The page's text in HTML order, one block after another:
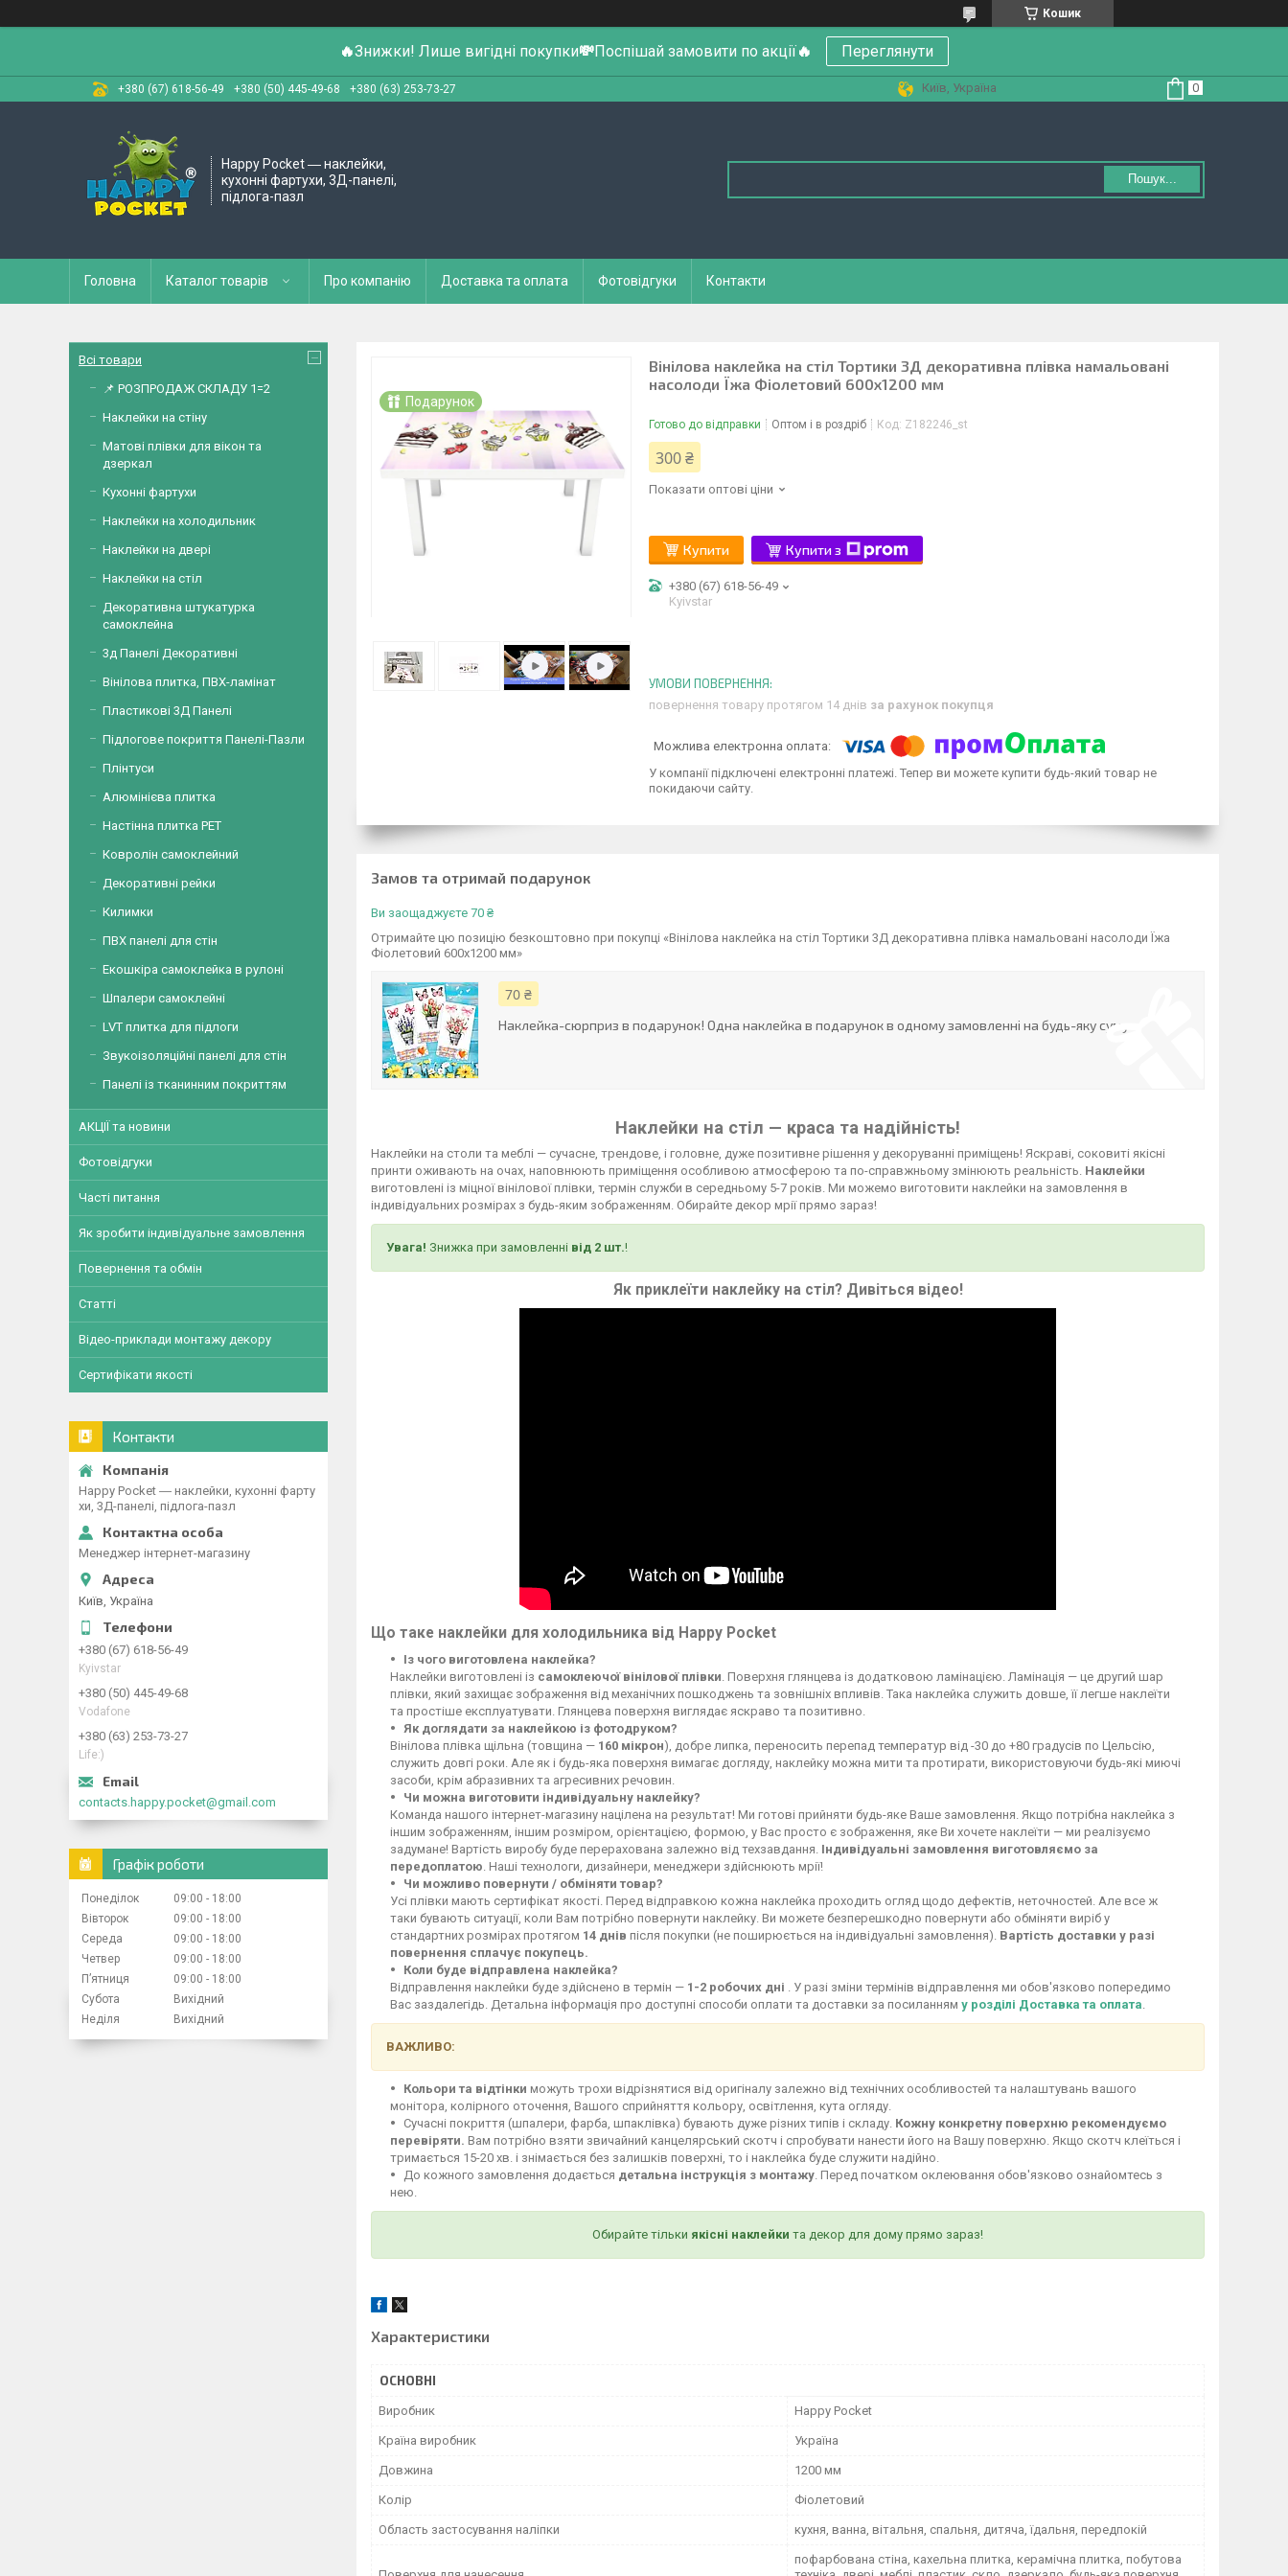
Кошик
🔥Знижки! Лише вигідні покупки💸Поспішай замовити по акції🔥 Переглянути
+380 (67) 618-56-49 +380 (50) 445-49-68 +380 (63) 253-73-27 Київ, Україна
Happy Pocket ― наклейки,
кухонні фартухи, 3Д-панелі,
підлога-пазл
Пошук...
Головна Каталог товарів Про компанію Доставка та оплата Фотовідгуки Контакти
Подарунок
Вінілова наклейка на стіл Тортики 3Д декоративна плівка намальовані
насолоди Їжа Фіолетовий 600х1200 мм
Готово до відправки Оптом і в роздріб Код: Z182246_st
300 ₴
Показати оптові ціни
Купити Купити з
+380 (67) 618-56-49
Kyivstar
повернення товару протягом 14 днів за рахунок покупця
У компанії підключені електронні платежі. Тепер ви можете купити будь-який товар не
покидаючи сайту.
Замов та отримай подарунок
Ви заощаджуєте 70 ₴
Отримайте цю позицію безкоштовно при покупці «Вінілова наклейка на стіл Тортики 3Д декоративна плівка намальовані насолоди Їжа
Фіолетовий 600х1200 мм»
70 ₴
Наклейка-сюрприз в подарунок! Одна наклейка в подарунок в одному замовленні на будь-яку суму
Наклейки на стіл — краса та надійність!
Наклейки на столи та меблі — сучасне, трендове, і головне, дуже позитивне рішення у декоруванні приміщень! Яскраві, соковиті якісні
принти оживають на очах, наповнюють приміщення особливою атмосферою та по-справжньому змінюють реальність. Наклейки
виготовлені із міцної вінілової плівки, термін служби в середньому 5-7 років. Ми можемо виготовити наклейки на замовлення в
індивідуальних розмірах з будь-яким зображенням. Обирайте декор мрії прямо зараз!
Увага! Знижка при замовленні від 2 шт.!
Як приклеїти наклейку на стіл? Дивіться відео!
Що таке наклейки для холодильника від Happy Pocket
Із чого виготовлена наклейка?
Наклейки виготовлені із самоклеючої вінілової плівки . Поверхня глянцева із додатковою ламінацією. Ламінація — це другий шар
плівки, який захищає зображення від механічних пошкоджень та зовнішніх впливів. Така наклейка служить довше, її легше наклеїти
та простіше експлуатувати. Глянцева поверхня виглядає яскраво та позитивно.
Як доглядати за наклейкою із фотодруком?
Вінілова плівка щільна (товщина — 160 мікрон), добре липка, переносить перепад температур від -30 до +80 градусів по Цельсію,
служить довгі роки. Але як і будь-яка поверхня вимагає догляду, наклейку можна мити та протирати, використовуючи будь-які миючі
засоби, крім абразивних та агресивних речовин.
Чи можна виготовити індивідуальну наклейку?
Команда нашого інтернет-магазину націлена на результат! Ми готові прийняти будь-яке Ваше замовлення. Якщо потрібна наклейка з
іншим зображенням, іншим розміром, орієнтацією, формою, у Вас просто є зображення, яке Ви хочете наклеїти — ми реалізуємо
задумане! Вартість виробу буде перерахована залежно від техзавдання. Індивідуальні замовлення виготовляємо за
передоплатою . Наші технологи, дизайнери, менеджери здійснюють мрії!
Чи можливо повернути / обміняти товар?
Усі плівки мають сертифікат якості. Перед відправкою кожна наклейка проходить огляд щодо дефектів, неточностей. Але все ж
таки бувають ситуації, коли Вам потрібно повернути наклейку. Ви можете безперешкодно повернути або обміняти виріб у
стандартних розмірах протягом 14 днів після покупки (не поширюється на індивідуальні замовлення). Вартість доставки у разі
повернення сплачує покупець.
Коли буде відправлена наклейка?
Відправлення наклейки буде здійснено в термін — 1-2 робочих дні . У разі зміни термінів відправлення ми обов'язково попередимо
Вас заздалегідь. Детальна інформація про доступні способи оплати та доставки за посиланням у розділі Доставка та оплата
ВАЖЛИВО:
Кольори та відтінки можуть трохи відрізнятися від оригіналу залежно від технічних особливостей та налаштувань вашого
монітора, колірного оточення, Вашого сприйняття кольору, освітлення, кута огляду.
Сучасні покриття (шпалери, фарба, шпаклівка) бувають дуже різних типів і складу. Кожну конкретну поверхню рекомендуємо
перевіряти. Вам потрібно взяти звичайний канцелярський скотч і спробувати нанести його на Вашу поверхню. Якщо скотч клеїться і
тримається 15-20 хв. і знімається без залишків поверхні, то і наклейка буде служити надійно.
До кожного замовлення додається детальна інструкція з монтажу . Перед початком оклеювання обов'язково ознайомтесь з
нею.
Обирайте тільки якісні наклейки та декор для дому прямо зараз!
Характеристики
ОСНОВНІ
Виробник Happy Pocket
Країна виробник Україна
Довжина 1200 мм
Колір Фіолетовий
Область застосування наліпки кухня, ванна, вітальня, спальня, дитяча, їдальня, передпокій
пофарбована стіна, кахельна плитка, керамічна плитка, побутова
Всі товари
📌 РОЗПРОДАЖ СКЛАДУ 1=2
Наклейки на стіну
Матові плівки для вікон та
дзеркал
Кухонні фартухи
Наклейки на холодильник
Наклейки на двері
Наклейки на стіл
Декоративна штукатурка
самоклейна
3д Панелі Декоративні
Вінілова плитка, ПВХ-ламінат
Пластикові 3Д Панелі
Підлогове покриття Панелі-Пазли
Плінтуси
Алюмінієва плитка
Настінна плитка PET
Ковролін самоклейний
Декоративні рейки
Килимки
ПВХ панелі для стін
Екошкіра самоклейка в рулоні
Шпалери самоклейні
LVT плитка для підлоги
Звукоізоляційні панелі для стін
Панелі із тканинним покриттям
АКЦІЇ та новини
Фотовідгуки
Часті питання
Як зробити індивідуальне замовлення
Повернення та обмін
Статті
Відео-приклади монтажу декору
Сертифікати якості
Контакти
Happy Pocket ― наклейки, кухонні фарту
хи, 3Д-панелі, підлога-пазл
Менеджер інтернет-магазину
Київ, Україна
+380 (67) 618-56-49
Kyivstar
+380 (50) 445-49-68
Vodafone
+380 (63) 253-73-27
Life:)
contacts.happy.pocket@gmail.com
Графік роботи
Понеділок 09:00
18:00
Вівторок
09:00
18:00
Середа
09:00
18:00
Четвер
09:00
18:00
Пʼятниця
09:00
18:00
Субота
Вихідний
Неділя
Вихідний